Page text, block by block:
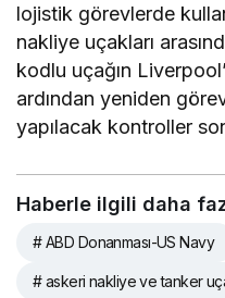
lojistik görevlerde
nakliye uçakları
kodlu uçağın
ardından yeniden
yapılacak kontroller
Haberle ilgili daha
# ABD Donanması-US Navy
# askeri nakliye ve tanker